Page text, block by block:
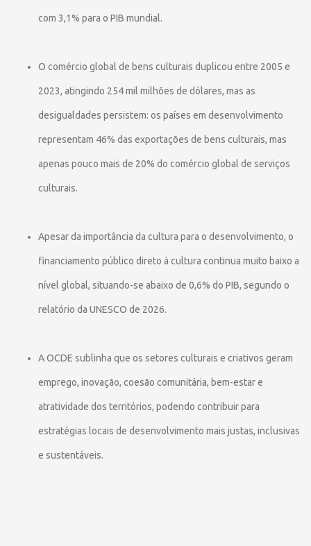
com 3,1% para o PIB mundial.
O comércio global de bens culturais duplicou entre 2005 e
2023, atingindo 254 mil milhões de dólares, mas as
desigualdades persistem: os países em desenvolvimento
representam 46% das exportações de bens culturais, mas
apenas pouco mais de 20% do comércio global de serviços
culturais.
Apesar da importância da cultura para o desenvolvimento, o
financiamento público direto à cultura continua muito baixo a
nível global, situando-se abaixo de 0,6% do PIB, segundo o
relatório da UNESCO de 2026.
A OCDE sublinha que os setores culturais e criativos geram
emprego, inovação, coesão comunitária, bem-estar e
atratividade dos territórios, podendo contribuir para
estratégias locais de desenvolvimento mais justas, inclusivas
e sustentáveis.